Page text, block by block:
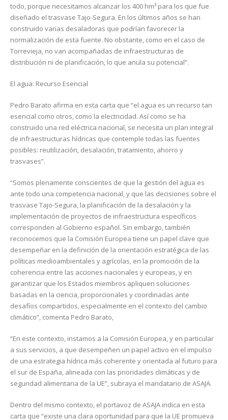
todo, porque necesitamos alcanzar los 400 hm³ para los que fue
diseñado el trasvase Tajo-Segura. En los últimos años se han
construido varias desaladoras que podrían favorecer la
normalización de esta fuente. No obstante, como en el caso de
Torrevieja, no van acompañadas de infraestructuras de
distribución ni de planificación, lo que anula su potencial”.
El agua: Recurso Esencial
Pedro Barato afirma en esta carta que “el agua es un recurso tan
esencial como otros, como la electricidad. Así como se ha
construido una red eléctrica nacional, se necesita un plan integral
de infraestructuras hídricas que contemple todas las fuentes
posibles: reutilización, desalación, tratamiento, ahorro y
trasvases”.
“Somos plenamente conscientes de que la gestión del agua es
ante todo una competencia nacional, y que las decisiones sobre el
trasvase Tajo-Segura, la planificación de la desalación y la
implementación de proyectos de infraestructura específicos
corresponden al Gobierno español. Sin embargo, también
reconocemos que la Comisión Europea tiene un papel clave que
desempeñar en la definición de la orientación estratégica de las
políticas medioambientales y agrícolas, en la promoción de la
coherencia entre las acciones nacionales y europeas, y en
garantizar que los Estados miembros apliquen soluciones
basadas en la ciencia, proporcionales y coordinadas ante
desafíos compartidos, especialmente en el contexto del cambio
climático”, comenta Pedro Barato,
“En este contexto, instamos a la Comisión Europea, y en particular
a sus servicios, a que desempeñen un papel activo en el impulso
de una estrategia hídrica más coherente y orientada al futuro para
el sur de España, alineada con las prioridades climáticas y de
seguridad alimentaria de la UE”, subraya el mandatario de ASAJA.
Dentro del mismo contexto, el portavoz de ASAJA indica en esta
carta que “existe una clara oportunidad para que la UE promueva